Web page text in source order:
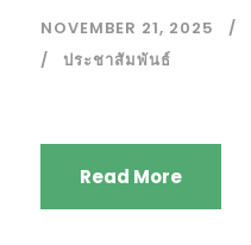
NOVEMBER 21, 2025
ประชาสัมพันธ์
Read More